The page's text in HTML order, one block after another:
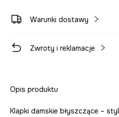
Warunki dostawy
Zwroty i reklamacje
Opis produktu
Klapki damskie błyszczące –